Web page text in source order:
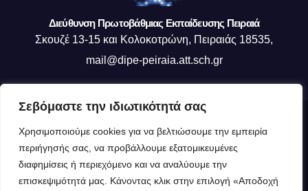
Σεβόμαστε την ιδιωτικότητά σας
Χρησιμοποιούμε cookies για να βελτιώσουμε την εμπειρία
περιήγησής σας, να προβάλλουμε εξατομικευμένες
διαφημίσεις ή περιεχόμενο και να αναλύουμε την
επισκεψιμότητά μας. Κάνοντας κλικ στην επιλογή «Αποδοχή
Διεύθυνση Πρωτοβάθμιας Εκπαίδευσης Πειραιά
Σκουζέ 13-15 και Κολοκοτρώνη, Πειραιάς 18535,
mail@dipe-peiraia.att.sch.gr
Δημιουργήθηκε από το digital2000 με την Υποστήριξη του WordPress
Θέμα: Newsup από Themeansar.
Η ΔΙΕΥΘΥΝΣΗ ΜΑΣ Οργανόγραμμα ΔΙΠΕ Πειραιά